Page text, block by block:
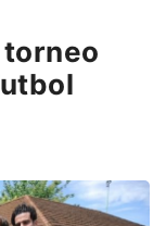
torneo